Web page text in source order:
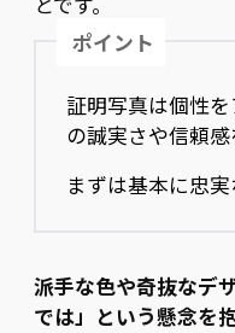
ポイント
証明写真は個性
の誠実さや信頼感
まずは基本に忠
派手な色や奇抜なデ
では」という懸念を